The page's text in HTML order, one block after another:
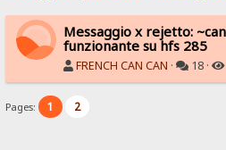
Messaggio x rejetto:
funzionante su hfs 285
FRENCH CAN CAN · 18 ·
Pages: 1 2